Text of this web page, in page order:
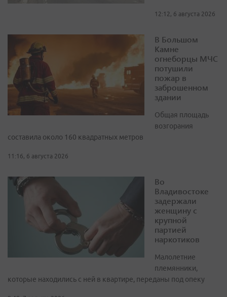
12:12, 6 августа 2026
В Большом
Камне
огнеборцы МЧС
потушили
пожар в
заброшенном
здании
Общая площадь
возгорания
составила около 160 квадратных метров
11:16, 6 августа 2026
Во
Владивостоке
задержали
женщину с
крупной
партией
наркотиков
Малолетние
племянники,
которые находились с ней в квартире, переданы под опеку